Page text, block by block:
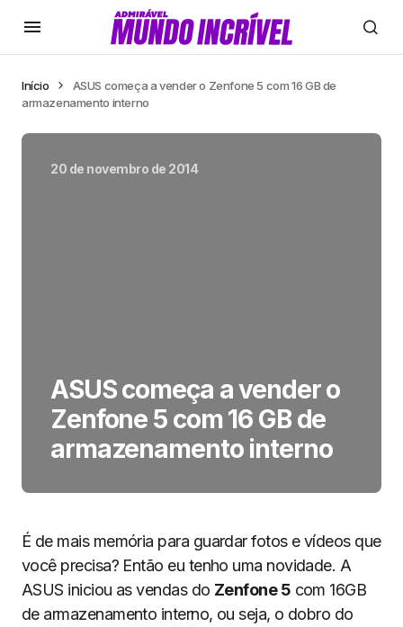
Início
ASUS começa a vender o Zenfone 5 com 16 GB de
armazenamento interno
20 de novembro de 2014
ASUS começa a vender o
Zenfone 5 com 16 GB de
armazenamento interno
É de mais memória para guardar fotos e vídeos que
você precisa? Então eu tenho uma novidade. A
ASUS iniciou as vendas do Zenfone 5 com 16GB
de armazenamento interno, ou seja, o dobro do